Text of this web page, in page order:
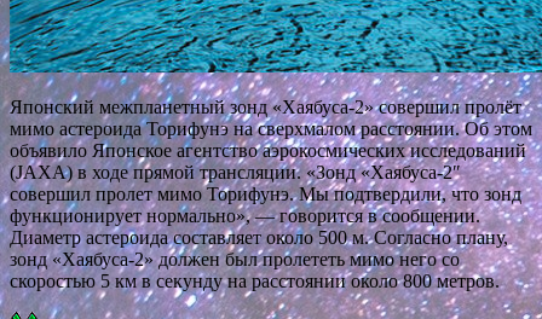
Японский межпланетный зонд «Хаябуса-2» совершил пролёт
мимо астероида Торифунэ на сверхмалом расстоянии. Об этом
объявило Японское агентство аэрокосмических исследований
(JAXA) в ходе прямой трансляции. «Зонд «Хаябуса-2″
совершил пролет мимо Торифунэ. Мы подтвердили, что зонд
функционирует нормально», — говорится в сообщении.
Диаметр астероида составляет около 500 м. Согласно плану,
зонд «Хаябуса-2» должен был пролететь мимо него со
скоростью 5 км в секунду на расстоянии около 800 метров.